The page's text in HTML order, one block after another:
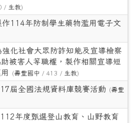
/ 生教)
作114年防制學生藥物濫用電子文
強化社會大眾防詐知能及宣導檢察
被害人等職權，製作相關宣導短
(壽豐國中 / 413 / 生教)
屆全國法規資料庫競賽活動 (壽豐
112年度甄選登山教育、山野教育